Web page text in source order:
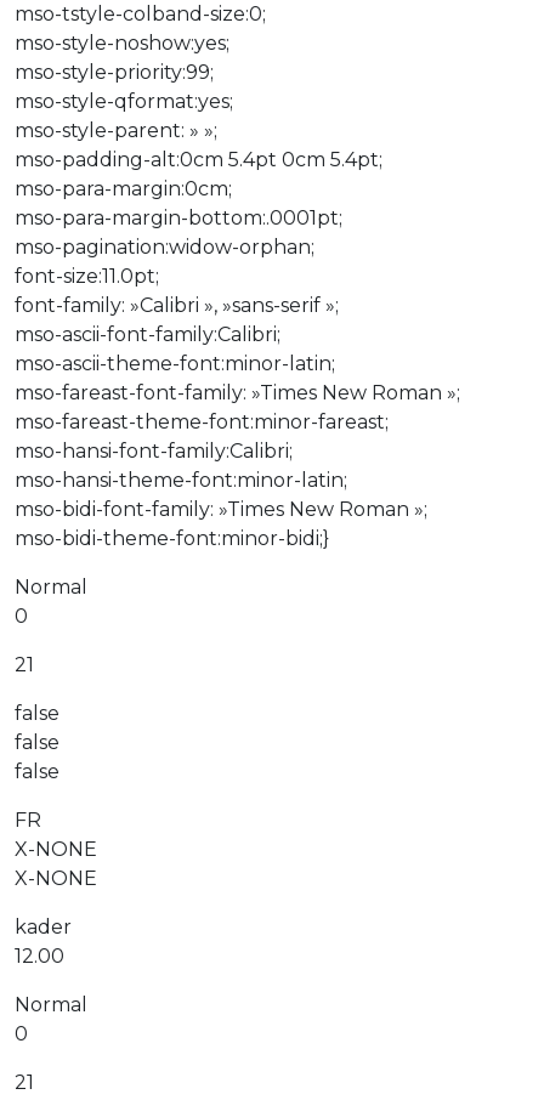
mso-tstyle-colband-size:0;
mso-style-noshow:yes;
mso-style-priority:99;
mso-style-qformat:yes;
mso-style-parent: » »;
mso-padding-alt:0cm 5.4pt 0cm 5.4pt;
mso-para-margin:0cm;
mso-para-margin-bottom:.0001pt;
mso-pagination:widow-orphan;
font-size:11.0pt;
font-family: »Calibri », »sans-serif »;
mso-ascii-font-family:Calibri;
mso-ascii-theme-font:minor-latin;
mso-fareast-font-family: »Times New Roman »;
mso-fareast-theme-font:minor-fareast;
mso-hansi-font-family:Calibri;
mso-hansi-theme-font:minor-latin;
mso-bidi-font-family: »Times New Roman »;
mso-bidi-theme-font:minor-bidi;}
Normal
0
21
false
false
false
FR
X-NONE
X-NONE
kader
12.00
Normal
0
21